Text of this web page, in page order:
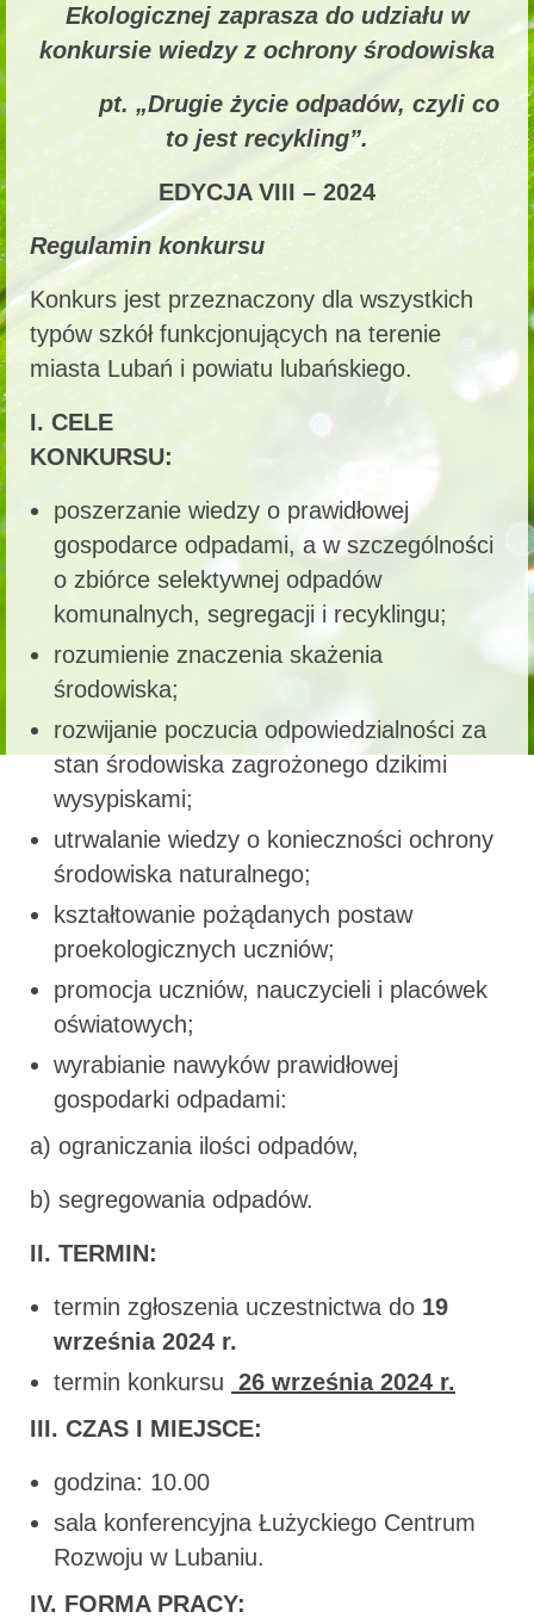
Ekologicznej zaprasza do udziału w
konkursie wiedzy z ochrony środowiska
pt. „Drugie życie odpadów, czyli co
to jest recykling”.
EDYCJA VIII – 2024
Regulamin konkursu
Konkurs jest przeznaczony dla wszystkich
typów szkół funkcjonujących na terenie
miasta Lubań i powiatu lubańskiego.
I. CELE
poszerzanie wiedzy o prawidłowej
gospodarce odpadami, a w szczególności
o zbiórce selektywnej odpadów
komunalnych, segregacji i recyklingu;
rozumienie znaczenia skażenia
środowiska;
rozwijanie poczucia odpowiedzialności za
stan środowiska zagrożonego dzikimi
wysypiskami;
utrwalanie wiedzy o konieczności ochrony
środowiska naturalnego;
kształtowanie pożądanych postaw
proekologicznych uczniów;
promocja uczniów, nauczycieli i placówek
oświatowych;
wyrabianie nawyków prawidłowej
gospodarki odpadami:
a) ograniczania ilości odpadów,
b) segregowania odpadów.
II. TERMIN:
termin zgłoszenia uczestnictwa do 19
września 2024 r.
termin konkursu 26 września 2024 r.
III. CZAS I MIEJSCE:
godzina: 10.00
sala konferencyjna Łużyckiego Centrum
Rozwoju w Lubaniu.
IV. FORMA PRACY: